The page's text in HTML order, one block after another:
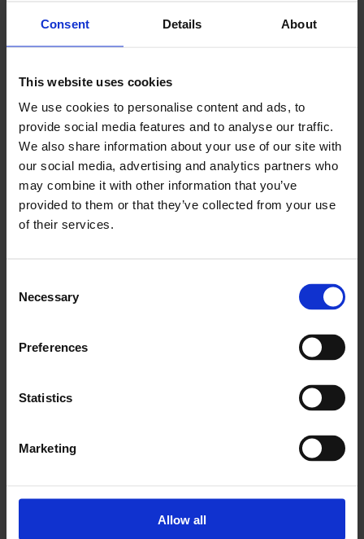
Consent Details About
This website uses cookies
We use cookies to personalise content and ads, to
provide social media features and to analyse our traffic.
We also share information about your use of our site with
our social media, advertising and analytics partners who
may combine it with other information that you’ve
provided to them or that they’ve collected from your use
of their services.
Selection
Necessary
Preferences
Statistics
Marketing
Allow all
Vilniaus vandenys
Digitalizacija upravljanja vodomerov za več kot
276.000 strank
10-kratno skrajšanje časa obdelave dokumentov in